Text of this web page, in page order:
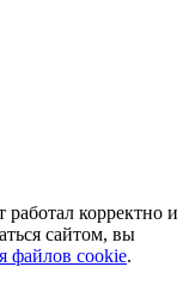
корректно и
сайтом, вы
файлов cookie.